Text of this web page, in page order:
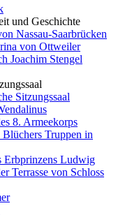
und Geschichte
Nassau-Saarbrücken
von Ottweiler
Joachim Stengel
Sitzungssaal
8. Armeekorps
Truppen in
Erbprinzens Ludwig
Terrasse von Schloss